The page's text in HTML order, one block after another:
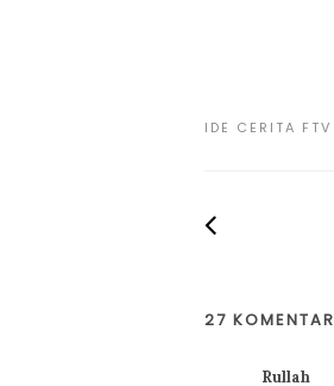
IDE CERITA FTV
27 KOMENTAR
Rullah